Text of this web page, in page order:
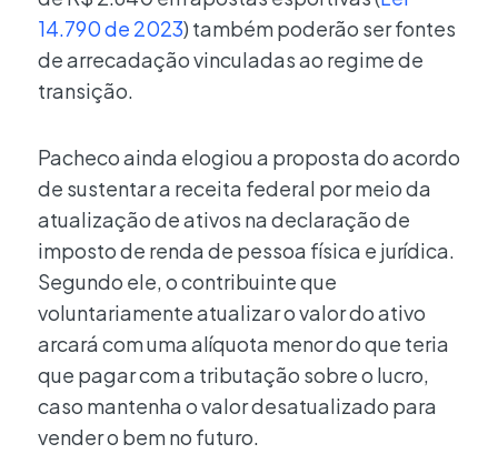
14.790 de 2023) também poderão ser fontes
de arrecadação vinculadas ao regime de
transição.
Pacheco ainda elogiou a proposta do acordo
de sustentar a receita federal por meio da
atualização de ativos na declaração de
imposto de renda de pessoa física e jurídica.
Segundo ele, o contribuinte que
voluntariamente atualizar o valor do ativo
arcará com uma alíquota menor do que teria
que pagar com a tributação sobre o lucro,
caso mantenha o valor desatualizado para
vender o bem no futuro.